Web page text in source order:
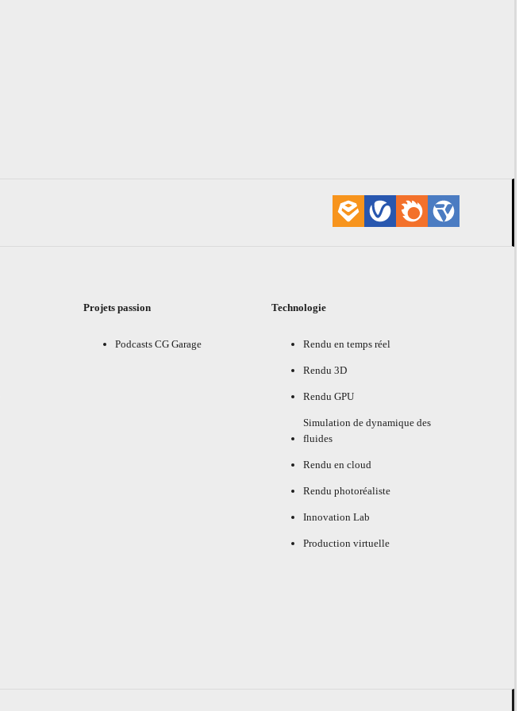
Projets passion
Podcasts CG Garage
Technologie
Rendu en temps réel
Rendu 3D
Rendu GPU
Simulation de dynamique des
fluides
Rendu en cloud
Rendu photoréaliste
Innovation Lab
Production virtuelle